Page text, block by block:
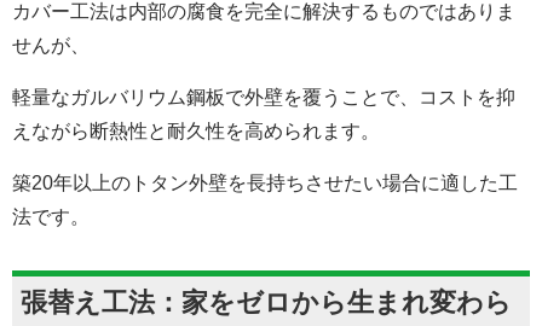
カバー工法は内部の腐食を完全に解決するものではありま
せんが、
軽量なガルバリウム鋼板で外壁を覆うことで、コストを抑
えながら断熱性と耐久性を高められます。
築20年以上のトタン外壁を長持ちさせたい場合に適した工
法です。
張替え工法：家をゼロから生まれ変わら